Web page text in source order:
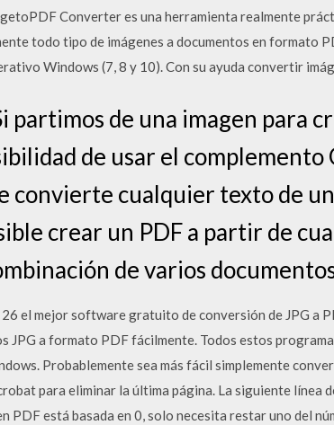
Converter es una herramienta realmente
todo tipo de imágenes a documentos en formato
Windows (7, 8 y 10). Con su ayuda convertir
de una imagen para
de usar el
convierte cualquier texto de
crear un PDF a partir de
de varios
el mejor software gratuito de conversión de JPG a
a formato PDF fácilmente. Todos estos
Probablemente sea más fácil simplemente
para eliminar la última página. La siguiente línea
PDF está basada en 0, solo necesita restar uno del